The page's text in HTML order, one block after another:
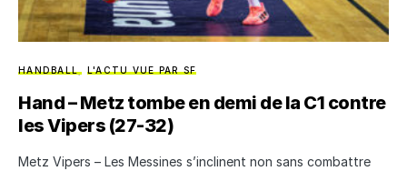
HANDBALL L'ACTU VUE PAR SF
Hand – Metz tombe en demi de la C1 contre
les Vipers (27-32)
Metz Vipers – Les Messines s’inclinent non sans combattre